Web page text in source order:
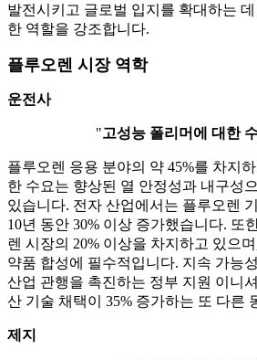
발전시키고 글로벌 입지를 확대하는
한 역할을 강조합니다.
플루오렌 시장 역학
운전사
"고성능 폴리머에 대한
플루오렌 응용 분야의 약 45%를 차지
한 수요는 향상된 열 안정성과 내구성
있습니다. 전자 산업에서는 플루오렌
10년 동안 30% 이상 증가했습니다. 또
렌 시장의 20% 이상을 차지하고 있으
약품 합성에 필수적입니다. 지속 가능
산업 관행을 촉진하는 정부 지원 이니
산 기술 채택이 35% 증가하는 또 다른
제지